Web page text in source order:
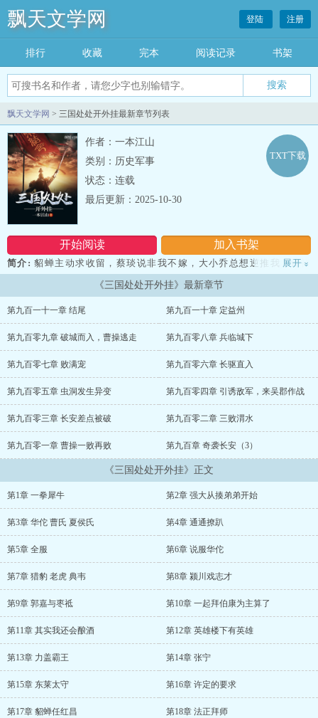
飘天文学网 登陆 注册
排行 收藏 完本 阅读记录 书架
飘天文学网 > 三国处处开外挂最新章节列表
作者：一本江山
类别：历史军事
状态：连载
开始阅读 加入书架
TXT下载
最后更新：2025-10-30
简介: 貂蝉主动求收留，蔡琰说非我不嫁，大小乔总想逆推我！许褚
是我弟弟，典韦拜我为主，赵云说要跟着我一骑闯天崖！ 吕布后悔
碰到我，刘备见到我就跑，曹操总是嚷嚷着大佬！大佬！带带
我！ 许定摸摸下吧：“外挂太多了也是一种烦恼呀，你们闹哪样，
展开 »
《三国处处开外挂》最新章节
第九百一十一章 结尾 第九百一十章 定益州
第九百零九章 破城而入，曹操逃走 第九百零八章 兵临城下
第九百零七章 败满宠 第九百零六章 长驱直入
第九百零五章 虫洞发生异变 第九百零四章 引诱敌军，来吴郡作战
第九百零三章 长安差点被破 第九百零二章 三败渭水
第九百零一章 曹操一败再败 第九百章 奇袭长安（3）
《三国处处开外挂》正文
第1章 一拳犀牛 第2章 强大从揍弟弟开始
第3章 华佗 曹氏 夏侯氏 第4章 通通撩趴
第5章 全服 第6章 说服华佗
第7章 猎豹 老虎 典韦 第8章 颍川戏志才
第9章 郭嘉与枣祗 第10章 一起拜伯康为主算了
第11章 其实我还会酿酒 第12章 英雄楼下有英雄
第13章 力盖霸王 第14章 张宁
第15章 东莱太守 第16章 许定的要求
第17章 貂蝉任红昌 第18章 法正拜师